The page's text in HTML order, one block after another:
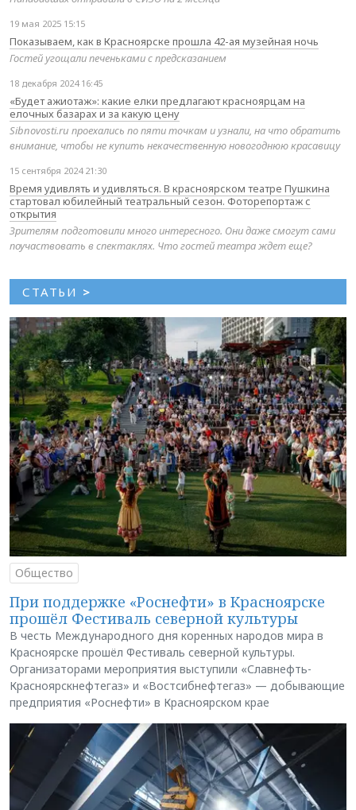
19 мая 2025 15:15
Показываем, как в Красноярске прошла 42-ая музейная ночь
Гостей угощали печеньками с предсказанием
18 декабря 2024 16:45
«Будет ажиотаж»: какие елки предлагают красноярцам на
елочных базарах и за какую цену
Sibnovosti.ru проехались по пяти точкам и узнали, на что обратить
внимание, чтобы не купить некачественную новогоднюю красавицу
15 сентября 2024 21:30
Время удивлять и удивляться. В красноярском театре Пушкина
стартовал юбилейный театральный сезон. Фоторепортаж с
открытия
Зрителям подготовили много интересного. Они даже смогут сами
поучаствовать в спектаклях. Что гостей театра ждет еще?
СТАТЬИ >
Общество
При поддержке «Роснефти» в Красноярске
прошёл Фестиваль северной культуры
В честь Международного дня коренных народов мира в
Красноярске прошёл Фестиваль северной культуры.
Организаторами мероприятия выступили «Славнефть-
Красноярскнефтегаз» и «Востсибнефтегаз» — добывающие
предприятия «Роснефти» в Красноярском крае